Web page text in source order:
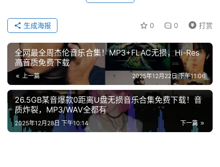
课
程
联
系
合
作
0 0 打赏
生成海报
全网最全周杰伦音乐合集！MP3+FLAC无损，Hi-Res
高音质免费下载
上一篇 2025年12月22日 下午11:06
26.5GB某音爆款0距离U盘无损音乐合集免费下载！音
质炸裂，MP3/WAV全都有
下一篇
2025年12月28日 下午10:14